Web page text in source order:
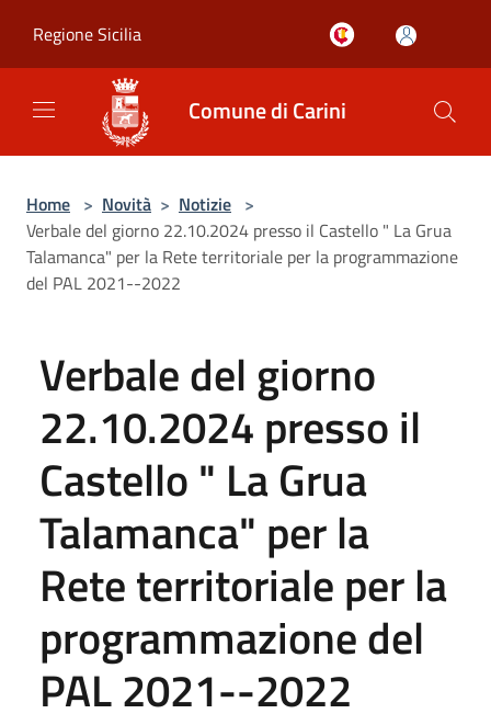
Regione Sicilia
Comune di Carini
Home > Novità > Notizie >
Verbale del giorno 22.10.2024 presso il Castello " La Grua
Talamanca" per la Rete territoriale per la programmazione
del PAL 2021--2022
Verbale del giorno
22.10.2024 presso il
Castello " La Grua
Talamanca" per la
Rete territoriale per la
programmazione del
PAL 2021--2022